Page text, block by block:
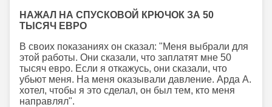
НАЖАЛ НА СПУСКОВОЙ КРЮЧОК ЗА 50
ТЫСЯЧ ЕВРО
В своих показаниях он сказал: "Меня выбрали для
этой работы. Они сказали, что заплатят мне 50
тысяч евро. Если я откажусь, они сказали, что
убьют меня. На меня оказывали давление. Арда А.
хотел, чтобы я это сделал, он был тем, кто меня
направлял".